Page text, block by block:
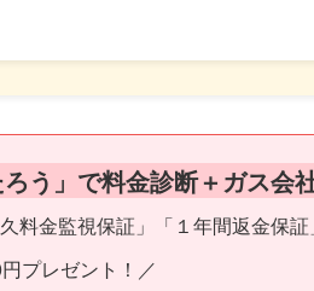
う」で料金診断＋ガス会
料金監視保証」「１年間返金保証
プレゼント！／